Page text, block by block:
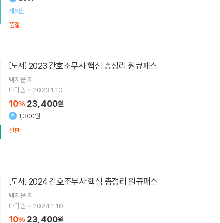
제6판
품절
[도서] 2023 간호조무사 핵심 총정리 원큐패스
백지운저
다락원
2023.1.10.
10% 23,400원
1,300원
절판
[도서] 2024 간호조무사 핵심 총정리 원큐패스
백지운저
다락원
2024.1.10.
10% 23,400원